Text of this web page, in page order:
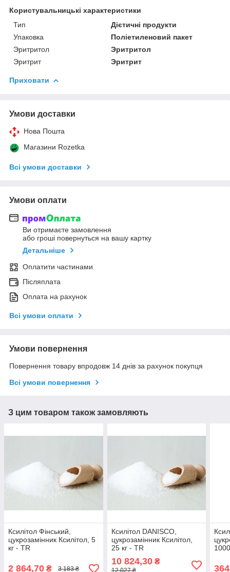
Користувальницькі характеристики
Тип
Дієтичні продукти
Упаковка
Поліетиленовий пакет
Эритритол
Эритритол
Эритрит
Эритрит
Приховати
Умови доставки
Нова Пошта
Магазини Rozetka
Всі умови доставки
Умови оплати
Ви отримаєте замовлення
або гроші повернуться на вашу картку
Детальніше
Оплатити частинами
Післяплата
Оплата на рахунок
Всі умови оплати
Умови повернення
Повернення товару впродовж 14 днів за рахунок покупця
Всі умови повернення
З цим товаром також замовляють
Ксилітол Фінський,
цукрозамінник Ксилітол, 5
кг - TR
2 864,70 ₴ 3 183 ₴
Ксилітол DANISCO,
цукрозамінник Ксилітол,
25 кг - TR
10 824,30₴
12 027 ₴